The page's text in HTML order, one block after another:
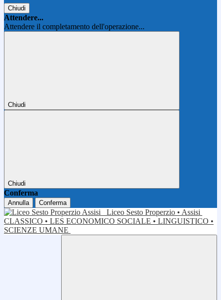
Chiudi
Attendere...
Attendere il completamento dell'operazione...
Chiudi
Chiudi
Conferma
Annulla Conferma
Liceo Sesto Properzio • Assisi
CLASSICO • LES ECONOMICO SOCIALE • LINGUISTICO •
SCIENZE UMANE